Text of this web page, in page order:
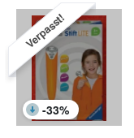
Verpasst!
-33%